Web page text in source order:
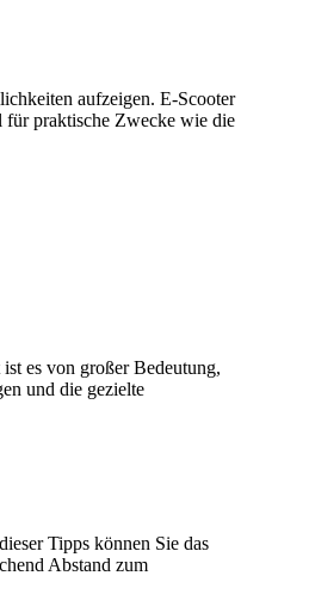
aufzeigen. E-Scooter
für praktische Zwecke wie die
es von großer Bedeutung,
und die gezielte
Tipps können Sie das
Abstand zum